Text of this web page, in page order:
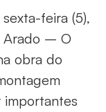
feira (5),
Arado – O
obra do
importantes